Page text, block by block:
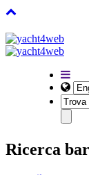
Ricerca